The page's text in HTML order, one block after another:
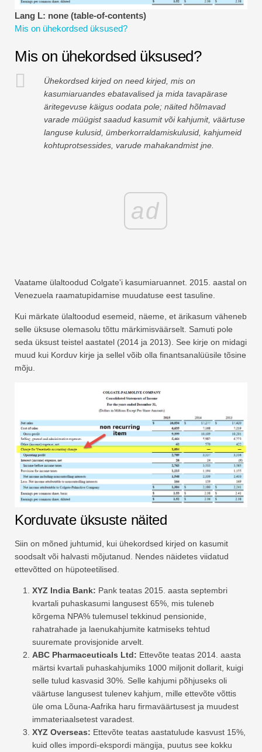
Riskijuhtimise õpetused
Lang L: none (table-of-contents)
Mis on ühekordsed üksused?
Mis on ühekordsed üksused?
Ühekordsed kirjed on need kirjed, mis on
kasumiaruandes ebatavalised ja mida tavapärase
äritegevuse käigus oodata pole; näited hõlmavad
varade müügist saadud kasumit või kahjumit, väärtuse
languse kulusid, ümberkorraldamiskulusid, kahjumeid
kohtuprotsessides, varude mahakandmist jne.
ad
Vaatame ülaltoodud Colgate'i kasumiaruannet. 2015. aastal on
Venezuela raamatupidamise muudatuse eest tasuline.
Kui märkate ülaltoodud esemeid, näeme, et ärikasum väheneb
selle üksuse olemasolu tõttu märkimisväärselt. Samuti pole
seda üksust teistel aastatel (2014 ja 2013). See kirje on midagi
muud kui Korduv kirje ja sellel võib olla finantsanalüüsile tõsine
mõju.
Korduvate üksuste näited
Siin on mõned juhtumid, kui ühekordsed kirjed on kasumit
soodsalt või halvasti mõjutanud. Nendes näidetes viidatud
ettevõtted on hüpoteetilised.
XYZ India Bank: Pank teatas 2015. aasta septembri
kvartali puhaskasumi langusest 65%, mis tuleneb
kõrgema NPA% tulemusel tekkinud pensionide,
rahatrahade ja laenukahjumite katmiseks tehtud
suuremate provisjonide arvelt.
ABC Pharmaceuticals Ltd: Ettevõte teatas 2014. aasta
märtsi kvartali puhaskahjumiks 1000 miljonit dollarit, kuigi
selle tulud kasvasid 30%. Selle kahjumi põhjuseks oli
väärtuse langusest tulenev kahjum, mille ettevõte võttis
üle oma Lõuna-Aafrika haru firmaväärtusest ja muudest
immateriaalsetest varadest.
XYZ Overseas: Ettevõte teatas aastatulude kasvust 15%,
kuid olles impordi-ekspordi mängija, puutus see kokku